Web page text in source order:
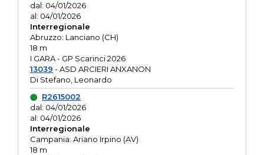
dal: 04/01/2026
al: 04/01/2026
Interregionale
Abruzzo: Lanciano (CH)
18 m
I GARA - GP Scarinci 2026
13039 - ASD ARCIERI ANXANON
Di Stefano, Leonardo
R2615002
dal: 04/01/2026
al: 04/01/2026
Interregionale
Campania: Ariano Irpino (AV)
18 m